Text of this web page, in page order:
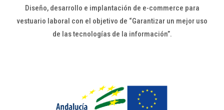
Diseño, desarrollo e implantación de e-commerce para
vestuario laboral con el objetivo de “Garantizar un mejor uso
de las tecnologías de la información”.